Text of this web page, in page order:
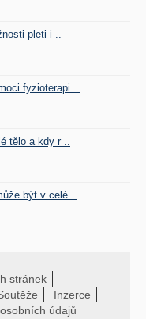
pleti i ..
fyzioterapi ..
tělo a kdy r ..
být v celé ..
stránek
Inzerce
údajů